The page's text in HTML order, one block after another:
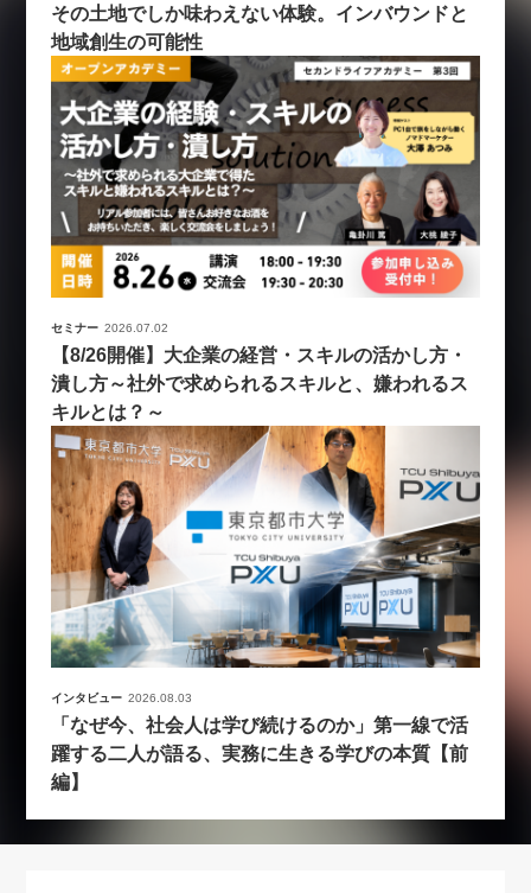
その土地でしか味わえない体験。インバウンドと
地域創生の可能性
セミナー 2026.07.02
【8/26開催】大企業の経営・スキルの活かし方・
潰し方～社外で求められるスキルと、嫌われるス
キルとは？～
インタビュー 2026.08.03
「なぜ今、社会人は学び続けるのか」第一線で活
躍する二人が語る、実務に生きる学びの本質【前
編】